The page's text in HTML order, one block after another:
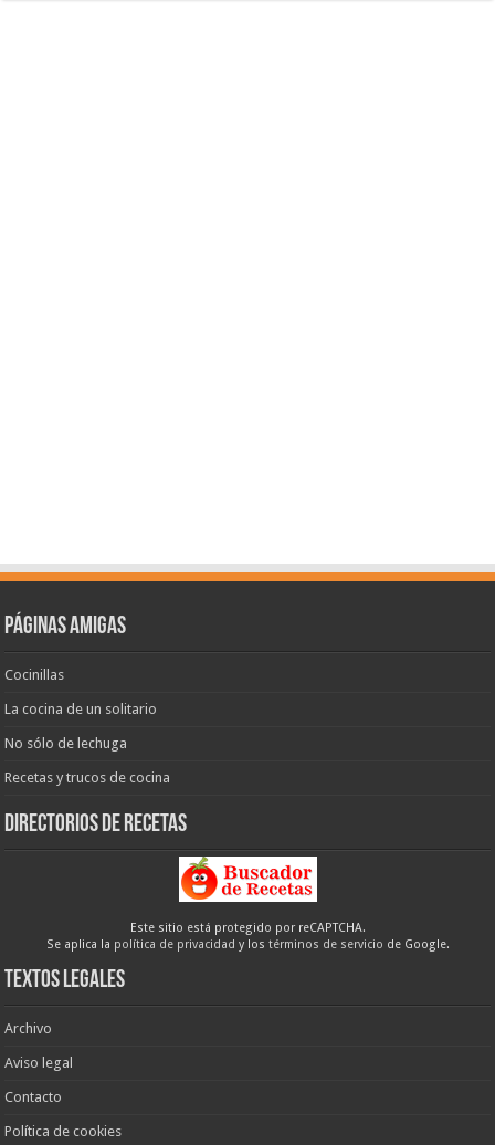
Páginas amigas
Cocinillas
La cocina de un solitario
No sólo de lechuga
Recetas y trucos de cocina
Directorios de recetas
Este sitio está protegido por reCAPTCHA.
Se aplica la política de privacidad y los términos de servicio de Google.
Textos legales
Archivo
Aviso legal
Contacto
Política de cookies